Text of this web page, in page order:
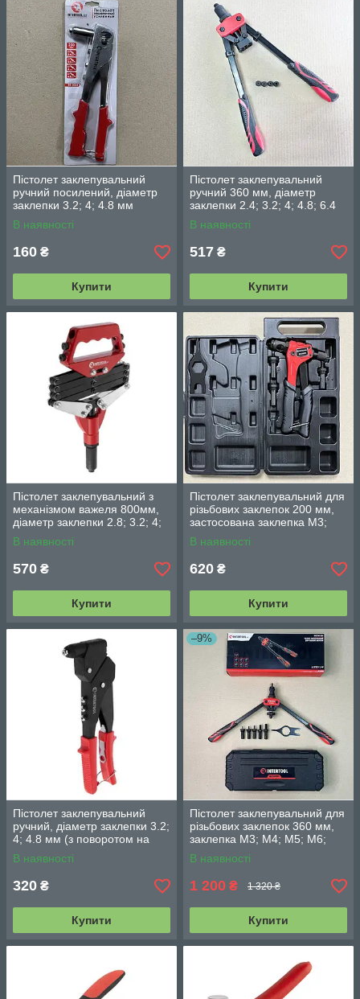
Пістолет заклепувальний
ручний посилений, діаметр
заклепки 3.2; 4; 4.8 мм
INTERTOOL RT-0004
В наявності
160 ₴
Купити
Пістолет заклепувальний
ручний 360 мм, діаметр
заклепки 2.4; 3.2; 4; 4.8; 6.4
мм, Storm RT-0018
В наявності
517 ₴
Купити
Пістолет заклепувальний з
механізмом важеля 800мм,
діаметр заклепки 2.8; 3.2; 4;
4.8 мм INTERTOOL RT-0007
В наявності
570 ₴
Купити
Пістолет заклепувальний для
різьбових заклепок 200 мм,
застосована заклепка M3;
M4; M5; M6, INTERTOOL RT-
0019
В наявності
620 ₴
Купити
Пістолет заклепувальний
ручний, діаметр заклепки 3.2;
4; 4.8 мм (з поворотом на
360°) INTERTOOL RT-0009
В наявності
320 ₴
Купити
–9%
Пістолет заклепувальний для
різьбових заклепок 360 мм,
заклепка M3; M4; M5; M6;
M8; M10. INTERTOOL RT-
0020
В наявності
1 200 ₴ 1 320 ₴
Купити